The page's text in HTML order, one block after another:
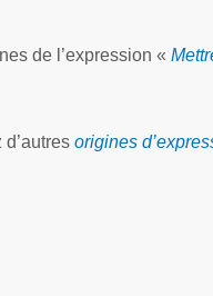
de l’expression «
d’autres origines